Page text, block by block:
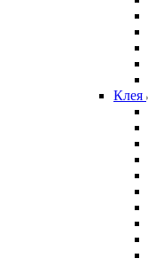
Клея